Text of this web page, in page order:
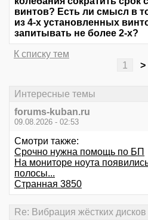
винтов? Есть ли смысл в
из 4-х установленных
запитывать не более 2-х?
К списку тем
1
>
Интересные темы
forums-kuban.ru
09.08.2026 - 02:53
Смотри также:
Срочно нужна помощь по БП
На мониторе ноута
полосы...
Странная 3850
Re: Вибрация жёстких дисков